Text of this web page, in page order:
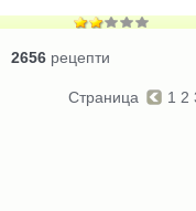
2656 рецепти
Страница 1 2